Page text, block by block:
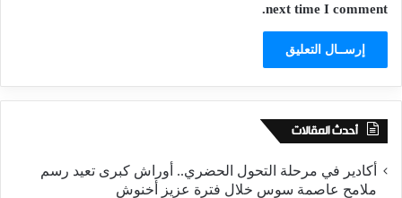
next time I comment.
أحدث المقالات
أكادير في مرحلة التحول الحضري.. أوراش كبرى تعيد رسم
ملامح عاصمة سوس خلال فترة عزيز أخنوش